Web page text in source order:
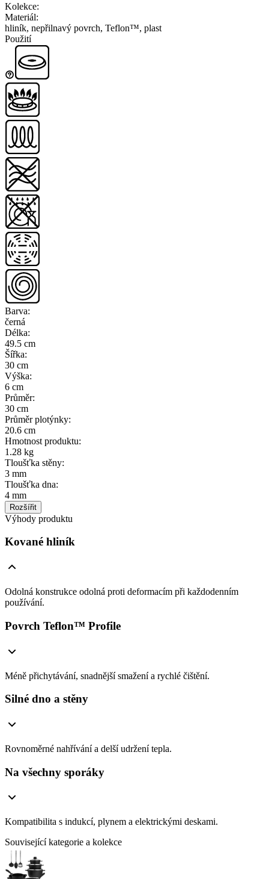
Kolekce:
Materiál:
hliník, nepřilnavý povrch, Teflon™, plast
Použití
Barva:
černá
Délka:
49.5 cm
Šířka:
30 cm
Výška:
6 cm
Průměr:
30 cm
Průměr plotýnky:
20.6 cm
Hmotnost produktu:
1.28 kg
Tloušťka stěny:
3 mm
Tloušťka dna:
4 mm
Rozšířit
Výhody produktu
Kované hliník
Odolná konstrukce odolná proti deformacím při každodenním
používání.
Povrch Teflon™ Profile
Méně přichytávání, snadnější smažení a rychlé čištění.
Silné dno a stěny
Rovnoměrné nahřívání a delší udržení tepla.
Na všechny sporáky
Kompatibilita s indukcí, plynem a elektrickými deskami.
Související kategorie a kolekce